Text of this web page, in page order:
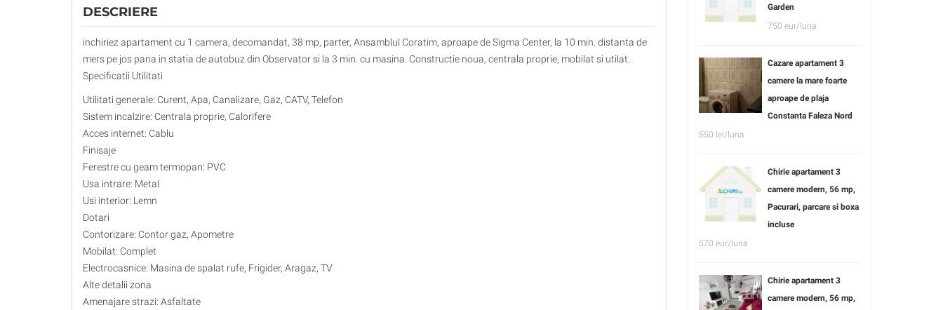
DESCRIERE
inchiriez apartament cu 1 camera, decomandat, 38 mp, parter, Ansamblul Coratim, aproape de Sigma Center, la 10 min. distanta de
mers pe jos pana in statia de autobuz din Observator si la 3 min. cu masina. Constructie noua, centrala proprie, mobilat si utilat.
Specificatii Utilitati
Utilitati generale: Curent, Apa, Canalizare, Gaz, CATV, Telefon
Sistem incalzire: Centrala proprie, Calorifere
Acces internet: Cablu
Finisaje
Ferestre cu geam termopan: PVC
Usa intrare: Metal
Usi interior: Lemn
Dotari
Contorizare: Contor gaz, Apometre
Mobilat: Complet
Electrocasnice: Masina de spalat rufe, Frigider, Aragaz, TV
Alte detalii zona
Amenajare strazi: Asfaltate
Garden
750 eur/luna
Cazare apartament 3
camere la mare foarte
aproape de plaja
Constanta Faleza Nord
550 lei/luna
Chirie apartament 3
camere modern, 56 mp,
Pacurari, parcare si boxa
incluse
570 eur/luna
Chirie apartament 3
camere modern, 56 mp,